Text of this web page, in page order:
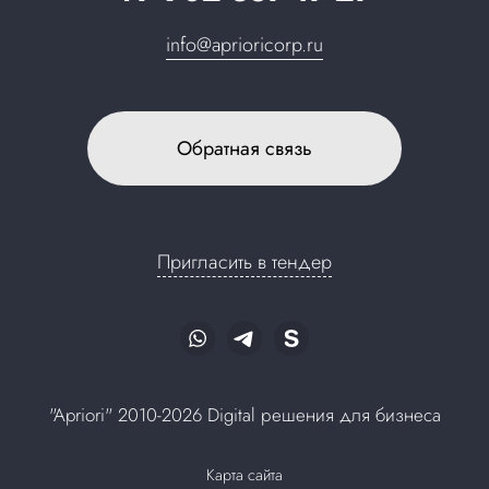
info@aprioricorp.ru
Обратная связь
Пригласить в тендер
"Apriori" 2010-2026 Digital решения для бизнеса
Карта сайта